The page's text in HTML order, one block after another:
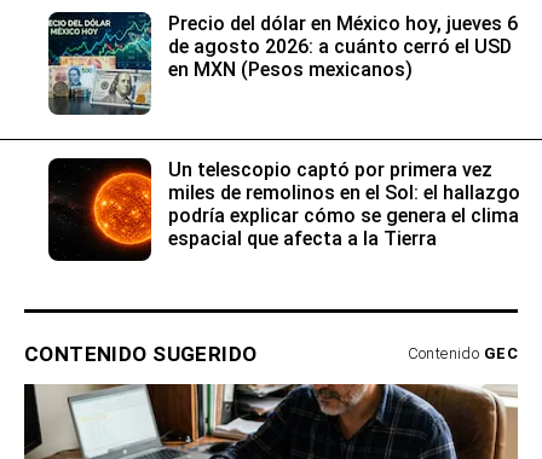
Precio del dólar en México hoy, jueves 6
de agosto 2026: a cuánto cerró el USD
en MXN (Pesos mexicanos)
Un telescopio captó por primera vez
miles de remolinos en el Sol: el hallazgo
podría explicar cómo se genera el clima
espacial que afecta a la Tierra
CONTENIDO SUGERIDO Contenido GEC